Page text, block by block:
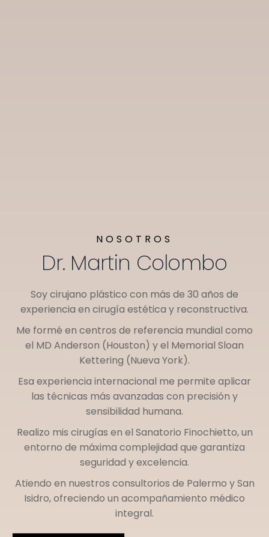
NOSOTROS
Dr. Martin Colombo
Soy cirujano plástico con más de 30 años de
experiencia en cirugía estética y reconstructiva.
Me formé en centros de referencia mundial como
el MD Anderson (Houston) y el Memorial Sloan
Kettering (Nueva York).
Esa experiencia internacional me permite aplicar
las técnicas más avanzadas con precisión y
sensibilidad humana.
Realizo mis cirugías en el Sanatorio Finochietto, un
entorno de máxima complejidad que garantiza
seguridad y excelencia.
Atiendo en nuestros consultorios de Palermo ySan
Isidro, ofreciendo un acompañamiento médico
integral.